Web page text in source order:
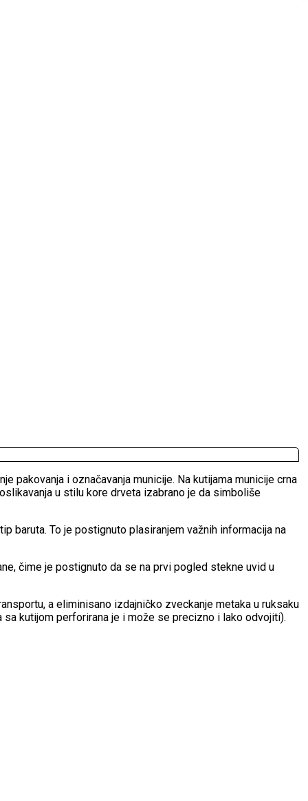
pakovanja i označavanja municije. Na kutijama municije crna
u stilu kore drveta izabrano je da simboliše
baruta. To je postignuto plasiranjem važnih informacija na
čime je postignuto da se na prvi pogled stekne uvid u
a eliminisano izdajničko zveckanje metaka u ruksaku
kutijom perforirana je i može se precizno i lako odvojiti).